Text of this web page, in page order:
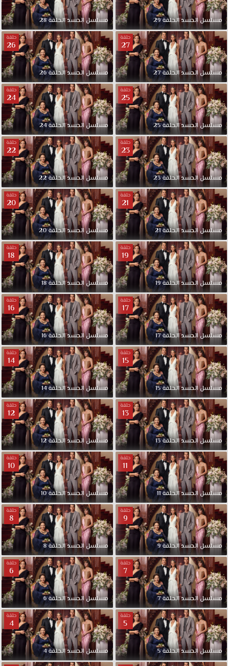
مسلسل الحسد الحلقة 29 مسلسل الحسد الحلقة 28
حلقة
27
مسلسل الحسد الحلقة 27
حلقة
26
مسلسل الحسد الحلقة 26
حلقة
25
مسلسل الحسد الحلقة 25
حلقة
24
مسلسل الحسد الحلقة 24
حلقة
23
مسلسل الحسد الحلقة 23
حلقة
22
مسلسل الحسد الحلقة 22
حلقة
21
مسلسل الحسد الحلقة 21
حلقة
20
مسلسل الحسد الحلقة 20
حلقة
19
مسلسل الحسد الحلقة 19
حلقة
18
مسلسل الحسد الحلقة 18
حلقة
17
مسلسل الحسد الحلقة 17
حلقة
16
مسلسل الحسد الحلقة 16
حلقة
15
مسلسل الحسد الحلقة 15
حلقة
14
مسلسل الحسد الحلقة 14
حلقة
13
مسلسل الحسد الحلقة 13
حلقة
12
مسلسل الحسد الحلقة 12
حلقة
11
مسلسل الحسد الحلقة 11
حلقة
10
مسلسل الحسد الحلقة 10
حلقة
9
مسلسل الحسد الحلقة 9
حلقة
8
مسلسل الحسد الحلقة 8
حلقة
7
مسلسل الحسد الحلقة 7
حلقة
6
مسلسل الحسد الحلقة 6
حلقة
5
مسلسل الحسد الحلقة 5
حلقة
4
مسلسل الحسد الحلقة 4